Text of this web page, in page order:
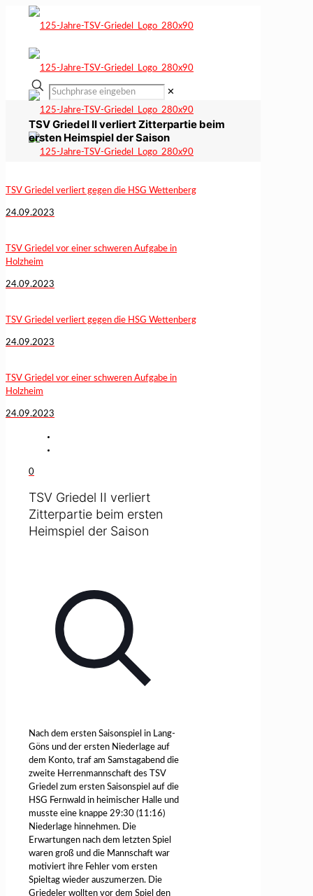
✕
TSV Griedel II verliert Zitterpartie beim
ersten Heimspiel der Saison
TSV Griedel verliert gegen die HSG Wettenberg
24.09.2023
TSV Griedel vor einer schweren Aufgabe in
Holzheim
24.09.2023
TSV Griedel verliert gegen die HSG Wettenberg
24.09.2023
TSV Griedel vor einer schweren Aufgabe in
Holzheim
24.09.2023
0
TSV Griedel II verliert
Zitterpartie beim ersten
Heimspiel der Saison
Nach dem ersten Saisonspiel in Lang-
Göns und der ersten Niederlage auf
dem Konto, traf am Samstagabend die
zweite Herrenmannschaft des TSV
Griedel zum ersten Saisonspiel auf die
HSG Fernwald in heimischer Halle und
musste eine knappe 29:30 (11:16)
Niederlage hinnehmen. Die
Erwartungen nach dem letzten Spiel
waren groß und die Mannschaft war
motiviert ihre Fehler vom ersten
Spieltag wieder auszumerzen. Die
Griedeler wollten vor dem Spiel den